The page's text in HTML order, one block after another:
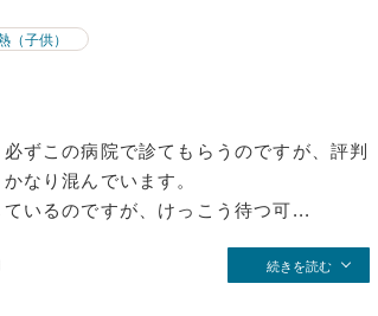
（子供）
ずこの病院で診てもらうのですが、評判
なり混んでいます。
いるのですが、けっこう待つ可...
続きを読む